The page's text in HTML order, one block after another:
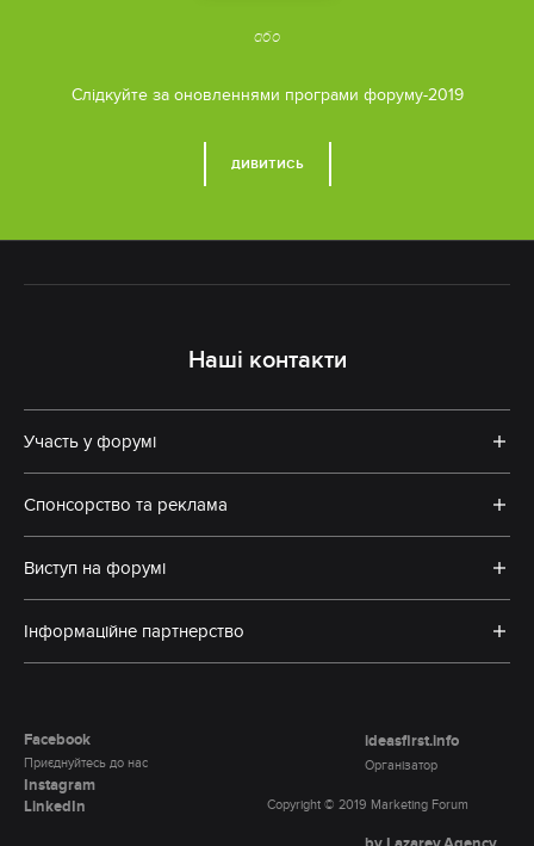
або
Cлідкуйте за оновленнями програми форуму-2019
ДИВИТИСЬ
Наші контакти
Участь у форумі
Спонсорство та реклама
Виступ на форумі
Інформаційне партнерство
Facebook
Приєднуйтесь до нас
Instagram
LinkedIn
ideasfirst.info
Організатор
Copyright © 2019 Marketing Forum